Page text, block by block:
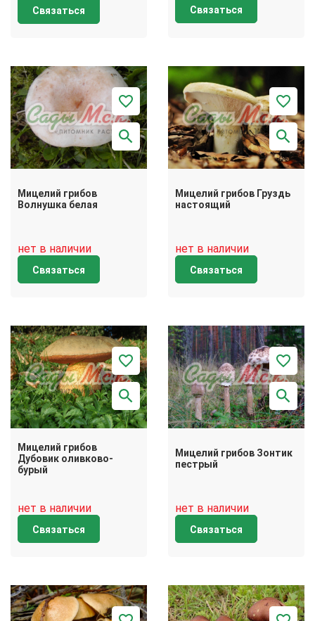
Связаться Связаться
Мицелий грибов
Волнушка белая
нет в наличии
Связаться
Мицелий грибов Груздь
настоящий
нет в наличии
Связаться
Мицелий грибов
Дубовик оливково-
бурый
нет в наличии
Связаться
Мицелий грибов Зонтик
пестрый
нет в наличии
Связаться